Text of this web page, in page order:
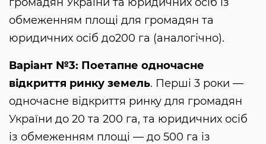
обмеженням площі для громадян та
юридичних осіб до200 га (аналогічно).
Варіант №3: Поетапне одночасне
відкриття ринку земель. Перші 3 роки —
одночасне відкриття ринку для громадян
України до 20 та 200 га, та юридичних осіб
із обмеженням площі — до 500 га із